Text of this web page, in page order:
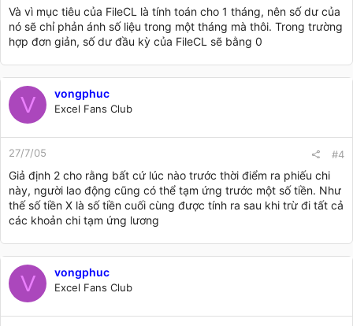
Và vì mục tiêu của FileCL là tính toán cho 1 tháng, nên số dư của
nó sẽ chỉ phản ánh số liệu trong một tháng mà thôi. Trong trường
hợp đơn giản, số dư đầu kỳ của FileCL sẽ bằng 0
V vongphuc
Excel Fans Club
27/7/05 #4
Giả định 2 cho rằng bất cứ lúc nào trước thời điểm ra phiếu chi
này, người lao động cũng có thể tạm ứng trước một số tiền. Như
thế số tiền X là số tiền cuối cùng được tính ra sau khi trừ đi tất cả
các khoản chi tạm ứng lương
V vongphuc
Excel Fans Club